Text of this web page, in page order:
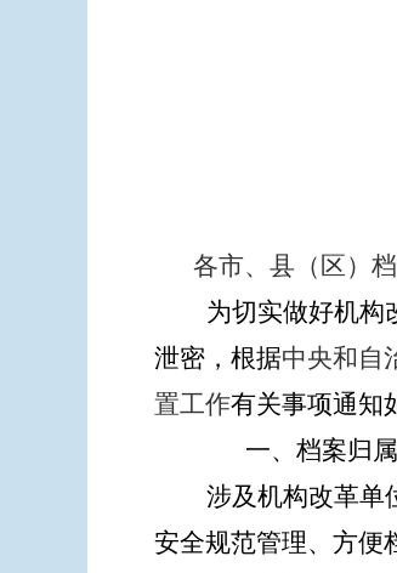
各市、县（区）
为切实做好机构
泄密，根据中央和自
置工作有关事项通知
一、档案归
涉及机构改革单
安全规范管理、方便